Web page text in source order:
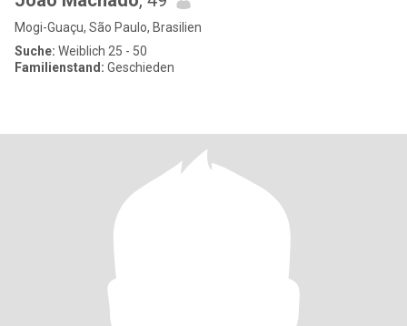
Mogi-Guaçu, São Paulo, Brasilien
Suche: Weiblich 25 - 50
Familienstand: Geschieden